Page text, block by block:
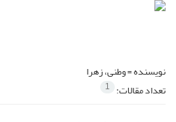
نویسنده =وطنی، زهرا
تعداد مقالات: 1